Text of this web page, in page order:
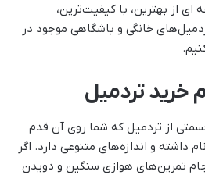
از بهترین، با کیفیت‌ترین،
خانگی و باشگاهی موجود در
خرید تردمیل
از تردمیل که شما روی آن قدم
داشته و اندازه‌های متنوعی دارد. اگر
تمرین‌های هوازی سنگین و دویدن